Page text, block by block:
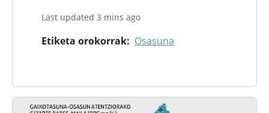
Last updated 3 mins ago
Etiketa orokorrak Osasuna